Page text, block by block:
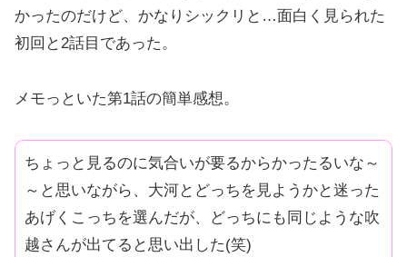
かったのだけど、かなりシックリと…面白く見られた
初回と2話目であった。
メモっといた第1話の簡単感想。
ちょっと見るのに気合いが要るからかったるいな～
～と思いながら、大河とどっちを見ようかと迷った
あげくこっちを選んだが、どっちにも同じような吹
越さんが出てると思い出した(笑)